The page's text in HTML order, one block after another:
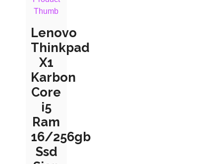
Lenovo
Thinkpad
X1
Karbon
Core
i5
Ram
16/256gb
Ssd